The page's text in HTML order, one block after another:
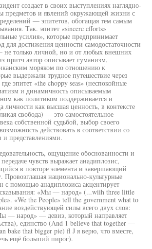
создает в своих выступлениях наглядно-
предметов и явлений окружающей жизни с
— эпитетов, обогащая тем самым
Так. эпитет «sincere efforts»
усилия», которые предпринимает
для достижения ценности самодостаточности
не только личной, но и от любых внешних
притч автор описывает гуманизм,
моряком по отношению к
выдержали трудное путешествие через
эпитет «the choppy seas» (неспокойные
и динамичность описываемым
как политиком поддерживается и
личности как высшая ценность, в контексте
свобода) — это самостоятельное
собственной судьбой, выбор своего
действовать в соответствии со
представлениями.
ощущение обоснованности и
чувств выражает анадиплозис,
в повторе элемента и завершающий
национально-культурные
с помощью анадиплозиса акцентирует
«Мы — народ» (...wiih three little
«We the People» tell the government what to
воздействующей силы всего двух слов:
народ» — девиз, который направляет
единство (And 1 believe that together —
bake that bigger pie) fl J я верю, что вместе,
ещё больший пирог).